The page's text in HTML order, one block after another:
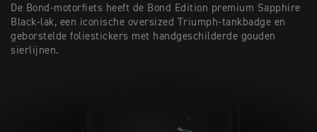
De Bond-motorfiets heeft de Bond Edition premium Sapphire
Black-lak, een iconische oversized Triumph-tankbadge en
geborstelde foliestickers met handgeschilderde gouden
sierlijnen.